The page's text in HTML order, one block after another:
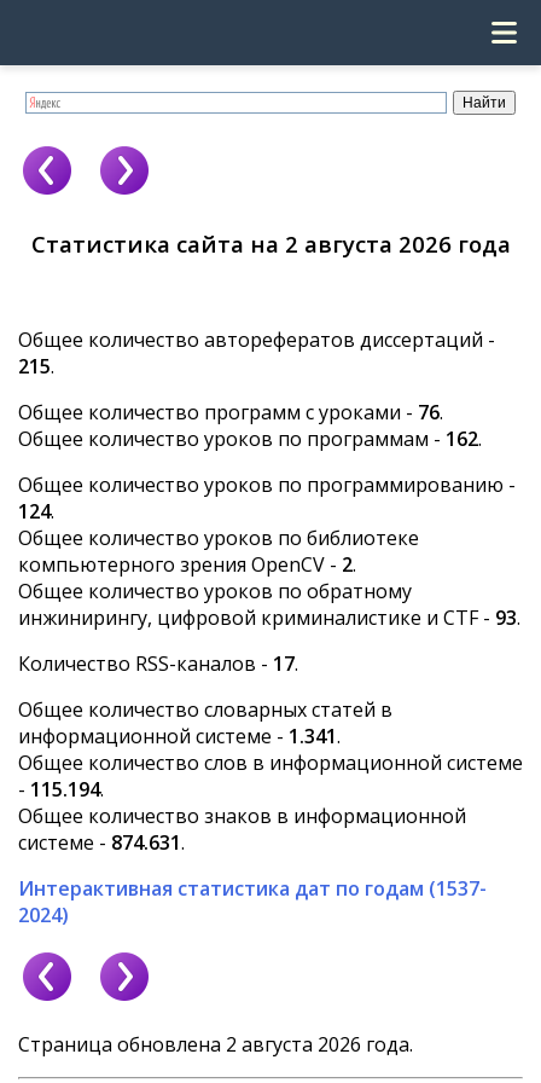
Статистика сайта на 2 августа 2026 года
Общее количество авторефератов диссертаций -
215.
Общее количество программ с уроками - 76.
Общее количество уроков по программам - 162.
Общее количество уроков по программированию -
124.
Общее количество уроков по библиотеке
компьютерного зрения OpenCV - 2.
Общее количество уроков по обратному
инжинирингу, цифровой криминалистике и CTF - 93.
Количество RSS-каналов - 17.
Общее количество словарных статей в
информационной системе - 1.341.
Общее количество слов в информационной системе
- 115.194.
Общее количество знаков в информационной
системе - 874.631.
Интерактивная статистика дат по годам (1537-
2024)
Страница обновлена 2 августа 2026 года.